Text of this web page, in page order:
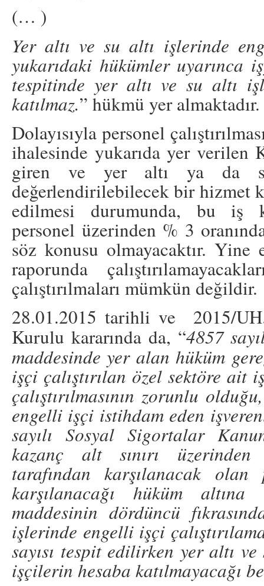
(… )
Yer altı ve su altı işlerinde
yukarıdaki hükümler uyarınca
tespitinde yer altı ve su altı
katılmaz.” hükmü yer almaktadır.
Dolayısıyla personel
ihalesinde yukarıda yer verilen
giren ve yer altı ya da
değerlendirilebilecek bir hizmet
edilmesi durumunda, bu iş
personel üzerinden % 3
söz konusu olmayacaktır.
raporunda
çalıştırılmaları mümkün değildir.
28.01.2015 tarihli ve 2015/
Kurulu kararında da, “4857
maddesinde yer alan hüküm
işçi çalıştırılan özel sektöre ait
çalıştırılmasının zorunlu
engelli işçi istihdam eden
sayılı Sosyal Sigortalar
kazanç alt sınırı
tarafından karşılanacak olan
karşılanacağı hüküm altına
maddesinin dördüncü
işlerinde engelli işçi
sayısı tespit edilirken yer altı
işçilerin hesaba katılmayacağı